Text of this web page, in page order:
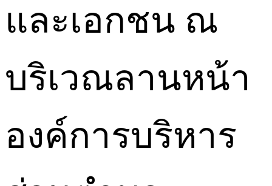
และเอกชน ณ
บริเวณลานหน้า
องค์การบริหาร